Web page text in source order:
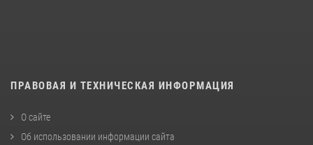
ПРАВОВАЯ И ТЕХНИЧЕСКАЯ ИНФОРМАЦИЯ
О сайте
Об использовании информации сайта